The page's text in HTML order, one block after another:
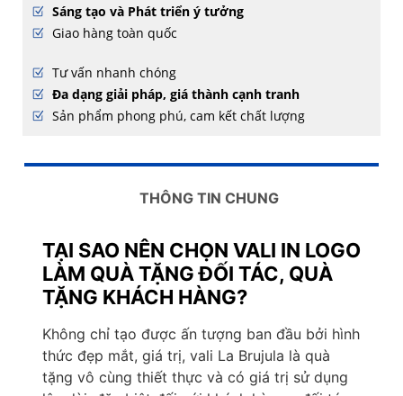
Sáng tạo và Phát triển ý tưởng
Giao hàng toàn quốc
Tư vấn nhanh chóng
Đa dạng giải pháp, giá thành cạnh tranh
Sản phẩm phong phú, cam kết chất lượng
THÔNG TIN CHUNG
TẠI SAO NÊN CHỌN VALI IN LOGO
LÀM QUÀ TẶNG ĐỐI TÁC, QUÀ
TẶNG KHÁCH HÀNG?
Không chỉ tạo được ấn tượng ban đầu bởi hình
thức đẹp mắt, giá trị, vali La Brujula là quà
tặng vô cùng thiết thực và có giá trị sử dụng